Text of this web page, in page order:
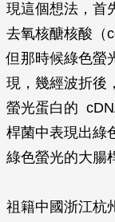
現這個想法，首
去氧核醣核酸（
但那時候綠色螢
現，幾經波折後
螢光蛋白的
桿菌中表現出綠
綠色螢光的大腸
祖籍中國浙江杭